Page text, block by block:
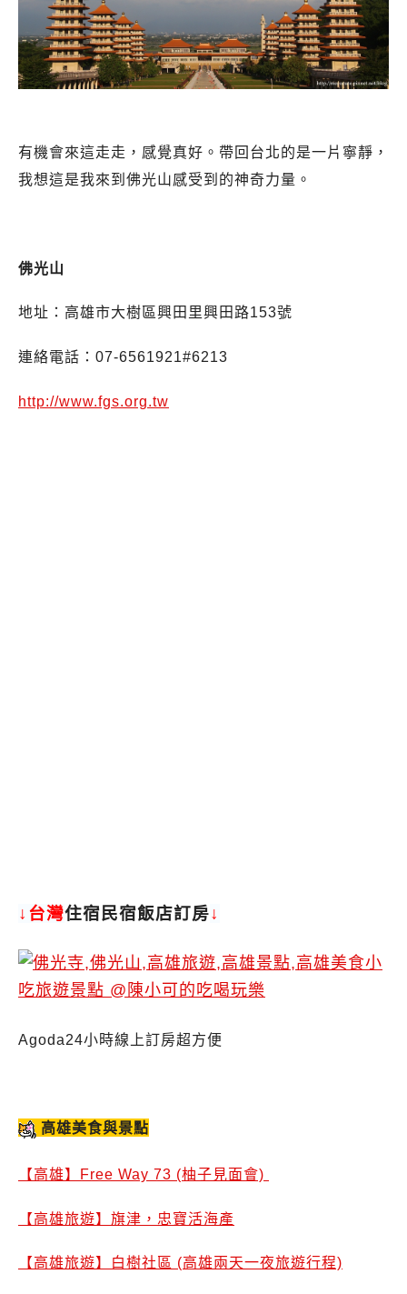
有機會來這走走，感覺真好。帶回台北的是一片寧靜，
我想這是我來到佛光山感受到的神奇力量。
佛光山
地址：高雄市大樹區興田里興田路153號
連絡電話：07-6561921#6213
http://www.fgs.org.tw
↓台灣住宿民宿飯店訂房↓
Agoda24小時線上訂房超方便
高雄美食與景點
【高雄】Free Way 73 (柚子見面會)
【高雄旅遊】旗津，忠寶活海產
【高雄旅遊】白樹社區 (高雄兩天一夜旅遊行程)